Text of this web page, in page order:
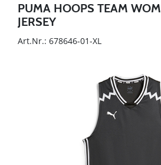
PUMA HOOPS TEAM
JERSEY
Art.Nr.: 678646-01-XL